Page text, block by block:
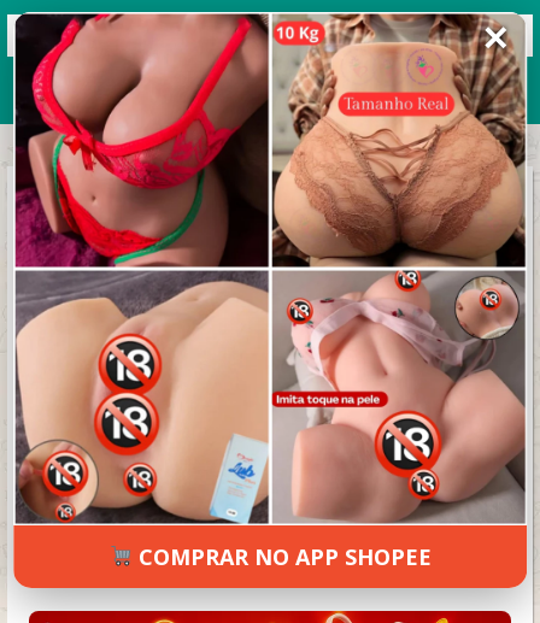
Grupos de WhatsApp 2026
+ Enviar grupo
EFOOTBALL™
4.8/5 (13 avaliações)
✕
COMPRAR NO APP SHOPEE